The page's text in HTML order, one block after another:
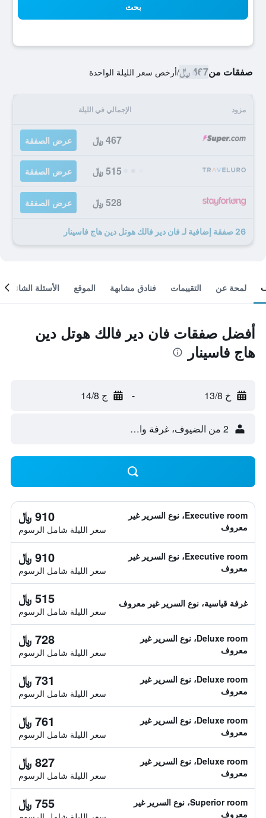
بحث
صفقات من467 ﷼ /أرخص سعر الليلة الواحدة
مزود الإجمالي في الليلة
467 ﷼ عرض الصفقة
515 ﷼ عرض الصفقة
528 ﷼ عرض الصفقة
26 صفقة إضافية لـ فان دير فالك هوتل دين هاج فاسينار
لمحة عن التقييمات فنادق مشابهة الموقع الأسئلة الشائعة
أفضل صفقات فان دير فالك هوتل دين
هاج فاسينار
خ 13/8 - ج 14/8
2 من الضيوف، غرفة واحدة
Executive room، نوع السرير غير
معروف
910 ﷼
سعر الليلة شامل الرسوم
Executive room، نوع السرير غير
معروف
910 ﷼
سعر الليلة شامل الرسوم
غرفة قياسية، نوع السرير غير معروف 515 ﷼
سعر الليلة شامل الرسوم
Deluxe room، نوع السرير غير
معروف
728 ﷼
سعر الليلة شامل الرسوم
Deluxe room، نوع السرير غير
معروف
731 ﷼
سعر الليلة شامل الرسوم
Deluxe room، نوع السرير غير
معروف
761 ﷼
سعر الليلة شامل الرسوم
Deluxe room، نوع السرير غير
معروف
827 ﷼
سعر الليلة شامل الرسوم
Superior room، نوع السرير غير
معروف
755 ﷼